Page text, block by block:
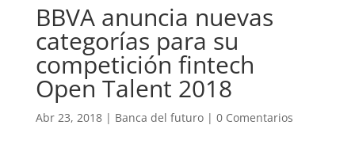
BBVA anuncia nuevas
categorías para su
competición fintech
Open Talent 2018
Abr 23, 2018| Banca del futuro| 0 Comentarios